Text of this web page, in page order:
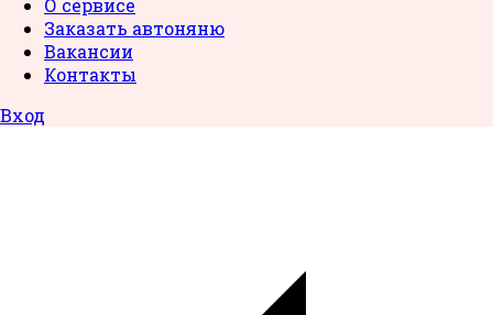
О сервисе
Заказать автоняню
Вакансии
Контакты
Вход